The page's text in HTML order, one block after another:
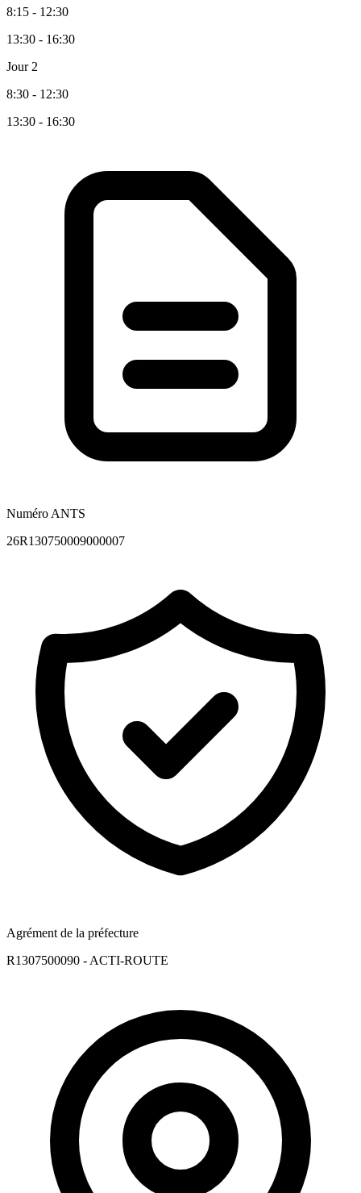
8:15 - 12:30
13:30 - 16:30
Jour 2
8:30 - 12:30
13:30 - 16:30
Numéro ANTS
26R130750009000007
Agrément de la préfecture
R1307500090 - ACTI-ROUTE